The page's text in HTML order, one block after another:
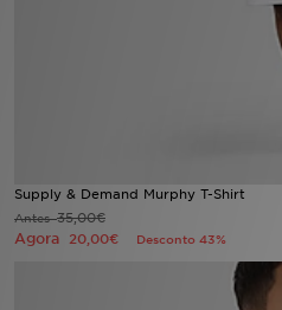
Supply & Demand Murphy T-Shirt
Antes35,00€
Agora 20,00€ Desconto 43%
FAQs